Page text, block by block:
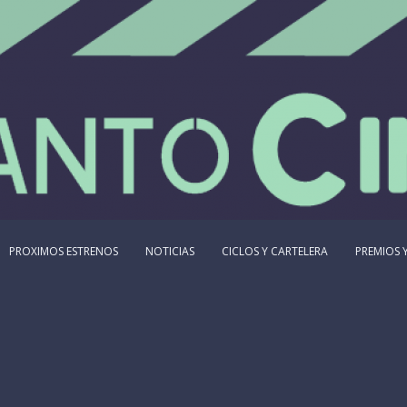
PROXIMOS ESTRENOS NOTICIAS CICLOS Y CARTELERA PREMIOS